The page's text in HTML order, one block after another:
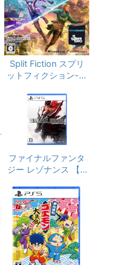
Split Fiction スプリ
ットフィクション- P
ファイナルファンタ
ジー レゾナンス 【A
オリジナルステッカ
ー付 -PS5